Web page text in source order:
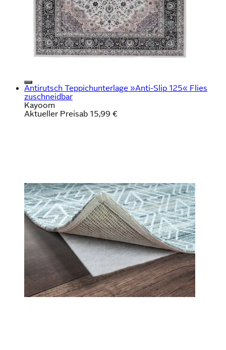
Antirutsch Teppichunterlage »Anti-Slip 125« Flies
zuschneidbar
Kayoom
Aktueller Preisab 15,99 €